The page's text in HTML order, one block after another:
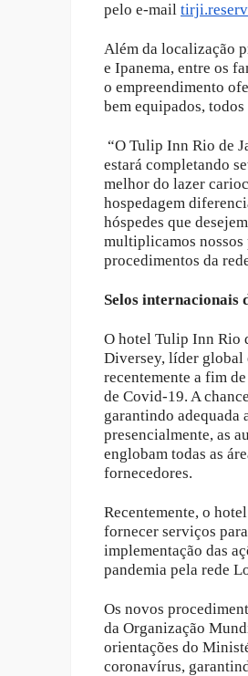
pelo e-mail
Além da localização
e Ipanema, entre os
o empreendimento
bem equipados,
“O Tulip Inn Rio de
estará completando
melhor do lazer
hospedagem
hóspedes que
multiplicamos nossos
procedimentos da
Selos internacionais
O hotel Tulip Inn Rio
Diversey, líder global
recentemente a fim
de Covid-19. A
garantindo adequada
presencialmente, as
englobam todas as
fornecedores.
Recentemente, o
fornecer serviços
implementação das
pandemia pela rede
Os novos
da Organização
orientações do
coronavírus,